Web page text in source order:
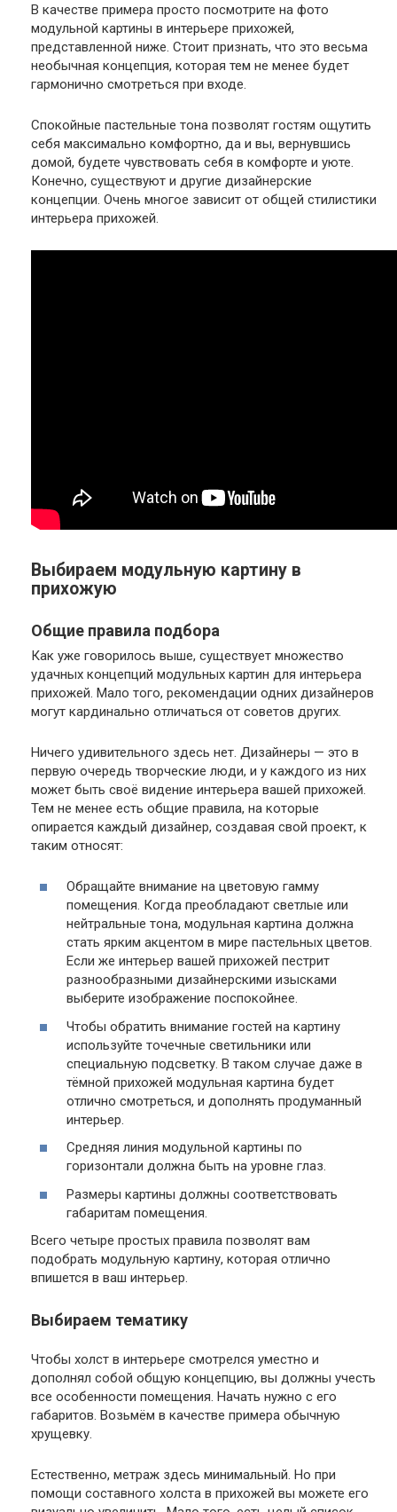
В качестве примера просто посмотрите на фото
модульной картины в интерьере прихожей,
представленной ниже. Стоит признать, что это весьма
необычная концепция, которая тем не менее будет
гармонично смотреться при входе.
Спокойные пастельные тона позволят гостям ощутить
себя максимально комфортно, да и вы, вернувшись
домой, будете чувствовать себя в комфорте и уюте.
Конечно, существуют и другие дизайнерские
концепции. Очень многое зависит от общей стилистики
интерьера прихожей.
Выбираем модульную картину в
прихожую
Общие правила подбора
Как уже говорилось выше, существует множество
удачных концепций модульных картин для интерьера
прихожей. Мало того, рекомендации одних дизайнеров
могут кардинально отличаться от советов других.
Ничего удивительного здесь нет. Дизайнеры — это в
первую очередь творческие люди, и у каждого из них
может быть своё видение интерьера вашей прихожей.
Тем не менее есть общие правила, на которые
опирается каждый дизайнер, создавая свой проект, к
таким относят:
Обращайте внимание на цветовую гамму
помещения. Когда преобладают светлые или
нейтральные тона, модульная картина должна
стать ярким акцентом в мире пастельных цветов.
Если же интерьер вашей прихожей пестрит
разнообразными дизайнерскими изысками
выберите изображение поспокойнее.
Чтобы обратить внимание гостей на картину
используйте точечные светильники или
специальную подсветку. В таком случае даже в
тёмной прихожей модульная картина будет
отлично смотреться, и дополнять продуманный
интерьер.
Средняя линия модульной картины по
горизонтали должна быть на уровне глаз.
Размеры картины должны соответствовать
габаритам помещения.
Всего четыре простых правила позволят вам
подобрать модульную картину, которая отлично
впишется в ваш интерьер.
Выбираем тематику
Чтобы холст в интерьере смотрелся уместно и
дополнял собой общую концепцию, вы должны учесть
все особенности помещения. Начать нужно с его
габаритов. Возьмём в качестве примера обычную
хрущевку.
Естественно, метраж здесь минимальный. Но при
помощи составного холста в прихожей вы можете его